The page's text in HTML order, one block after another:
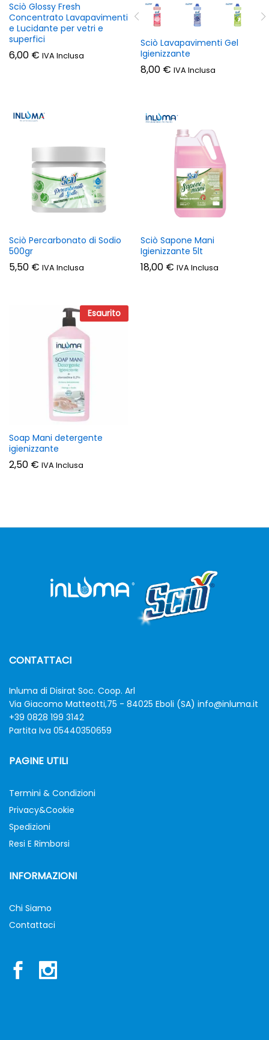
Sciò Glossy Fresh
Concentrato Lavapavimenti
e Lucidante per vetri e
superfici
6,00 € IVA Inclusa
Sciò Lavapavimenti Gel
Igienizzante
8,00 € IVA Inclusa
Sciò Percarbonato di Sodio
500gr
5,50 € IVA Inclusa
Sciò Sapone Mani
Igienizzante 5lt
18,00 € IVA Inclusa
Esaurito
Soap Mani detergente
igienizzante
2,50 € IVA Inclusa
CONTATTACI
Inluma di Disirat Soc. Coop. Arl
Via Giacomo Matteotti,75 - 84025 Eboli (SA) info@inluma.it
+39 0828 199 3142
Partita Iva 05440350659
PAGINE UTILI
Termini & Condizioni
Privacy&Cookie
Spedizioni
Resi E Rimborsi
INFORMAZIONI
Chi Siamo
Contattaci